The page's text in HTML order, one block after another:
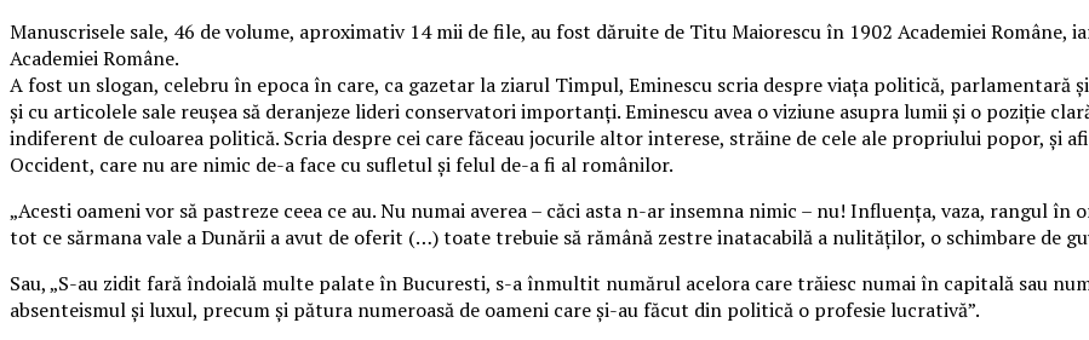
Manuscrisele sale, 46 de volume, aproximativ 14 mii de file, au fost dăruite de Titu Maiorescu în 1902 Academiei
Academiei Române.
A fost un slogan, celebru în epoca în care, ca gazetar la ziarul Timpul, Eminescu scria despre viaţa politică,
şi cu articolele sale reuşea să deranjeze lideri conservatori importanţi. Eminescu avea o viziune asupra lumii şi o poziţie
indiferent de culoarea politică. Scria despre cei care făceau jocurile altor interese, străine de cele ale propriului popor, şi
Occident, care nu are nimic de-a face cu sufletul şi felul de-a fi al românilor.
„Acesti oameni vor să pastreze ceea ce au. Nu numai averea – căci asta n-ar insemna nimic – nu! Influenţa, vaza, rangul
tot ce sărmana vale a Dunării a avut de oferit (…) toate trebuie să rămână zestre inatacabilă a nulităţilor, o schimbare de
Sau, „S-au zidit fară îndoială multe palate în Bucuresti, s-a înmultit numărul acelora care trăiesc numai în capitală sau
absenteismul şi luxul, precum şi pătura numeroasă de oameni care şi-au făcut din politică o profesie lucrativă”.